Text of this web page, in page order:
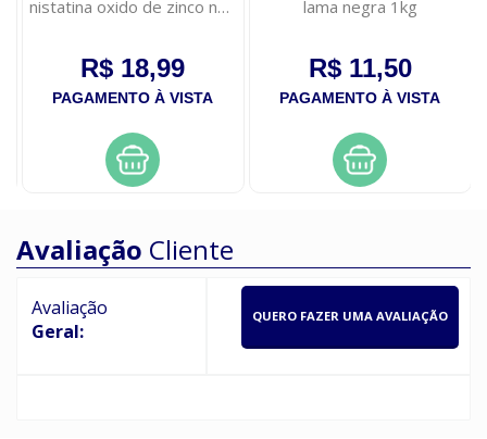
nistatina oxido de zinco neo
R$ 18,99
PAGAMENTO À VISTA
lama negra 1kg
R$ 11,50
PAGAMENTO À VISTA
Avaliação Cliente
Avaliação
Geral:
QUERO FAZER UMA AVALIAÇÃO